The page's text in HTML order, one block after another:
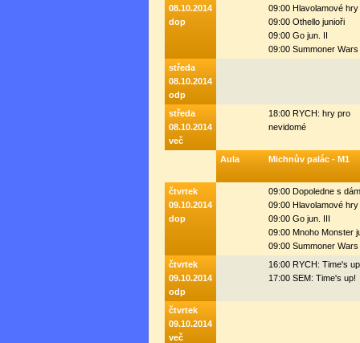
08.10.2014
dop
09:00 Hlavolamové hry
09:00 Othello junioři
09:00 Go jun. II
09:00 Summoner Wars
středa
08.10.2014
odp
středa
08.10.2014
več
18:00 RYCH: hry pro
nevidomé
Aula Michnův palác - M1
čtvrtek
09.10.2014
dop
09:00 Dopoledne s
09:00 Hlavolamové hry
09:00 Go jun. III
09:00 Mnoho Monster
09:00 Summoner Wars
čtvrtek
09.10.2014
odp
16:00 RYCH: Time's
17:00 SEM: Time's up!
čtvrtek
09.10.2014
več